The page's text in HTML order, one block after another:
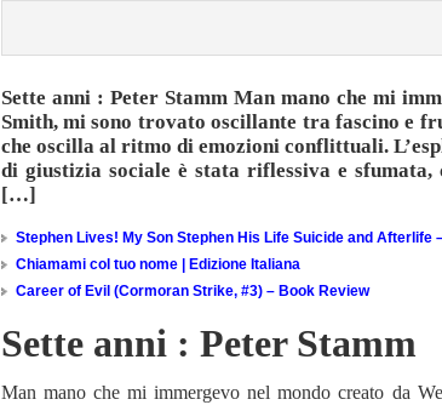
Sette anni : Peter Stamm Man mano che mi
Smith, mi sono trovato oscillante tra fascino e
che oscilla al ritmo di emozioni conflittuali.
di giustizia sociale è stata riflessiva e
[…]
Stephen Lives! My Son Stephen His Life Suicide and Afterlife
Chiamami col tuo nome | Edizione Italiana
Career of Evil (Cormoran Strike, #3) – Book Review
Sette anni : Peter Stamm
Man mano che mi immergevo nel mondo creato da